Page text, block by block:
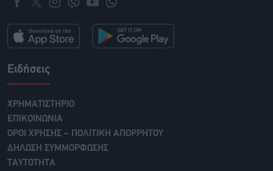
Ειδήσεις
ΧΡΗΜΑΤΙΣΤΗΡΙΟ
ΕΠΙΚΟΙΝΩΝΙΑ
ΟΡΟΙ ΧΡΗΣΗΣ – ΠΟΛΙΤΙΚΗ ΑΠΟΡΡΗΤΟΥ
ΔΗΛΩΣΗ ΣΥΜΜΟΡΦΩΣΗΣ
ΤΑΥΤΟΤΗΤΑ